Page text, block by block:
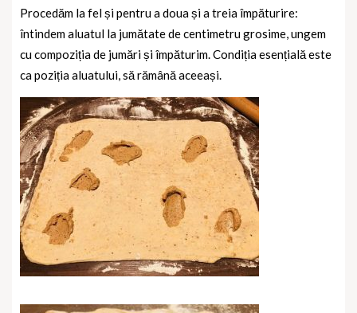
Procedăm la fel și pentru a doua și a treia împăturire:
întindem aluatul la jumătate de centimetru grosime, ungem
cu compoziția de jumări și împăturim. Condiția esențială este
ca poziția aluatului, să rămână aceeași.